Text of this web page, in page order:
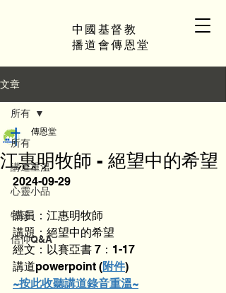
中國基督教
播道會傳恩堂
文章
所有
講道重溫
心靈小品
牧函
信仰Q&A
所有
江惠明牧師 - 絕望中的希望
傳恩堂
2024-09-29
講員：江惠明牧師
講題：絕望中的希望
經文：以賽亞書 7：1-17
講道powerpoint (附件)
~按此收聽講道錄音重溫~